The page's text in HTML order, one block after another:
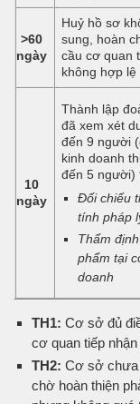
>60
ngày
Huỷ hồ sơ
sung, hoàn
cầu cơ quan
không hợp lệ
10
ngày
Thành lập
đã xem xét
đến 9 người
kinh doanh
đến 5 người)
Đối chiếu
tính pháp
Thẩm
phẩm tại
doanh
TH1: Cơ sở đủ
cơ quan tiếp
TH2: Cơ sở chưa
chờ hoàn thiện